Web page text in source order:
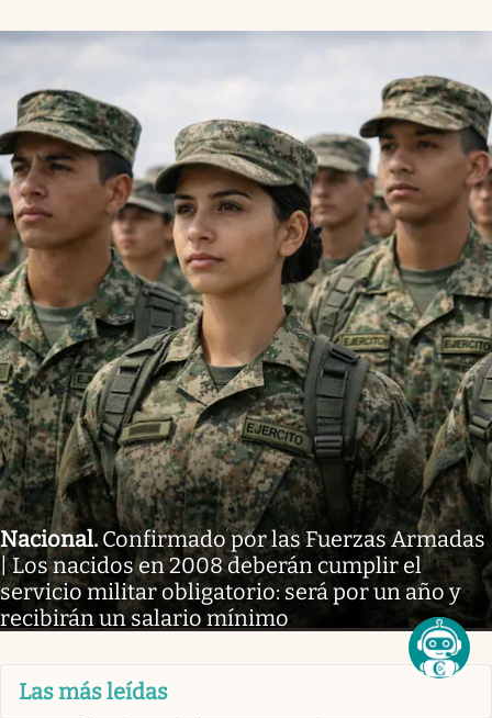
Nacional. Confirmado por las Fuerzas Armadas
| Los nacidos en 2008 deberán cumplir el
servicio militar obligatorio: será por un año y
recibirán un salario mínimo
Las más leídas